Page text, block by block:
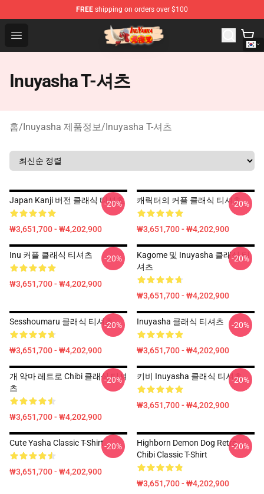
FREE shipping on orders over $100
Open menu
Inuyasha Store - Official Inuyasha Merchandise Shop
Inuyasha T-셔츠
홈/Inuyasha 제품정보/Inuyasha T-셔츠
Japan Kanji 버전 클래식 티셔츠
₩3,651,700 - ₩4,202,900
-20% 캐릭터의 커플 클래식 티셔츠
₩3,651,700 - ₩4,202,900
-20%
Inu 커플 클래식 티셔츠
₩3,651,700 - ₩4,202,900
-20%
Kagome 및 Inuyasha 클래식 티
셔츠
₩3,651,700 - ₩4,202,900
-20%
Sesshoumaru 클래식 티셔츠
₩3,651,700 - ₩4,202,900
-20% Inuyasha 클래식 티셔츠
₩3,651,700 - ₩4,202,900
-20%
개 악마 레트로 Chibi 클래식 티셔
츠
₩3,651,700 - ₩4,202,900
-20% 키비 Inuyasha 클래식 티셔츠
₩3,651,700 - ₩4,202,900
-20%
Cute Yasha Classic T-Shirt
₩3,651,700 - ₩4,202,900
-20%
Highborn Demon Dog Retro
Chibi Classic T-Shirt
₩3,651,700 - ₩4,202,900
-20%